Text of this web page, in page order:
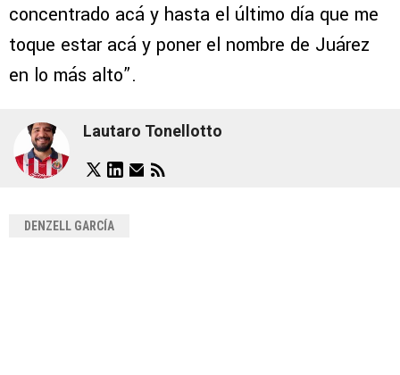
concentrado acá y hasta el último día que me
toque estar acá y poner el nombre de Juárez
en lo más alto”.
Lautaro Tonellotto
DENZELL GARCÍA